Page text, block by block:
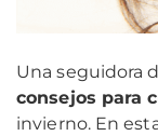
Una seguidora
consejos para
invierno. En